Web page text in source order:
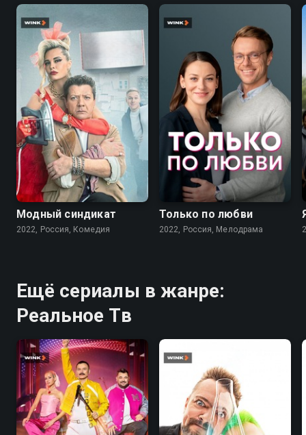
7.6
Модный синдикат
2022, Россия, Комедия
Только по любви
2022, Россия, Мелодрама
Ещё сериалы в жанре:
Реальное Тв